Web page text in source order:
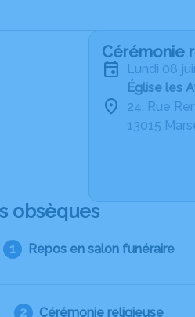
Cérémonie
lundi 08
Église les
24, Rue
13015
obsèques
Repos en salon funéraire
Cérémonie religieuse